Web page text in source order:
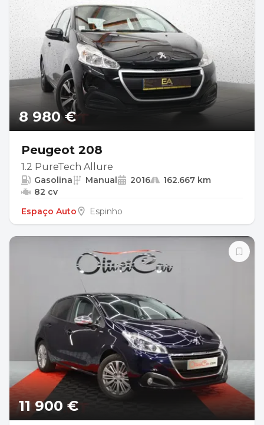
8 980 €
Peugeot 208
1.2 PureTech Allure
Gasolina Manual 2016
162.667 km
82 cv
Espaço Auto
Espinho
11 900 €